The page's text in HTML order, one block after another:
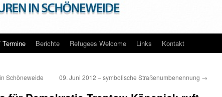
Berichte Refugees Welcome Links Kontakt
Schöneweide 09. Juni 2012 – symbolische Straßenumbenennung →